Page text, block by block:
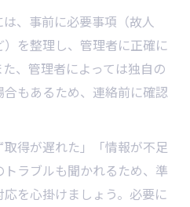
、事前に必要事項（故人
を整理し、管理者に正確に
、管理者によっては独自の
もあるため、連絡前に確認
取得が遅れた」「情報が不足
ラブルも聞かれるため、準
を心掛けましょう。必要に